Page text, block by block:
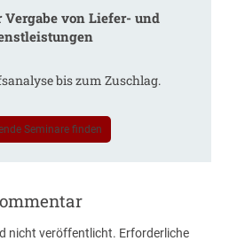
Vergabe von Liefer- und
bis zum Zuschlag.
Seminare finden
nicht veröffentlicht. Erforderliche